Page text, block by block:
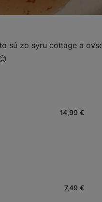
sú zo syru cottage a
14,99 €
7,49 €